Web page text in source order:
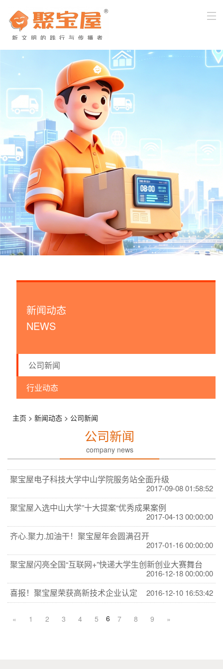
首页
关于我们
产品与服务
企业文化
客户服务
加入我们
邮传频道
新闻动态
NEWS
公司新闻
行业动态
主页 > 新闻动态 > 公司新闻
公司新闻
company news
聚宝屋电子科技大学中山学院服务站全面升级
2017-09-08 01:58:52
聚宝屋入选中山大学”十大提案“优秀成果案例
2017-04-13 00:00:00
齐心.聚力.加油干！聚宝屋年会圆满召开
2017-01-16 00:00:00
聚宝屋闪亮全国“互联网+”快递大学生创新创业大赛舞台
2016-12-18 00:00:00
喜报！聚宝屋荣获高新技术企业认定 2016-12-10 16:53:42
« 1 2 3 4 5 6 7 8 9 »